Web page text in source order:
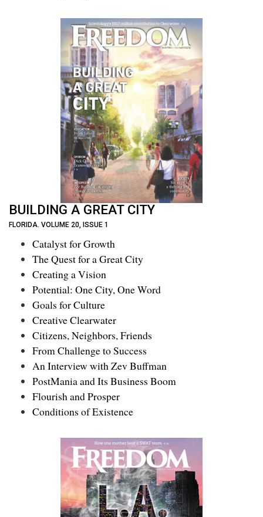
BUILDING A GREAT CITY
FLORIDA. VOLUME 20, ISSUE 1
Catalyst for Growth
The Quest for a Great City
Creating a Vision
Potential: One City, One Word
Goals for Culture
Creative Clearwater
Citizens, Neighbors, Friends
From Challenge to Success
An Interview with Zev Buffman
PostMania and Its Business Boom
Flourish and Prosper
Conditions of Existence